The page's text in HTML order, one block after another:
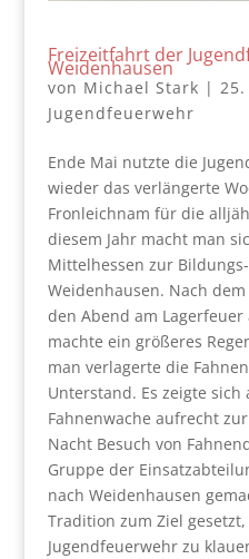
Freizeitfahrt der
Weidenhausen
von Michael Stark |
Jugendfeuerwehr
Ende Mai nutzte die
wieder das verlängerte
Fronleichnam für die
diesem Jahr macht man
Mittelhessen zur
Weidenhausen. Nach
den Abend am
machte ein größeres
man verlagerte die
Unterstand. Es zeigte
Fahnenwache aufrecht
Nacht Besuch von
Gruppe der
nach Weidenhausen
Tradition zum Ziel
Jugendfeuerwehr zu